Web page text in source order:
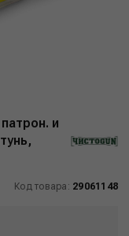
и
Код товара: 29061148